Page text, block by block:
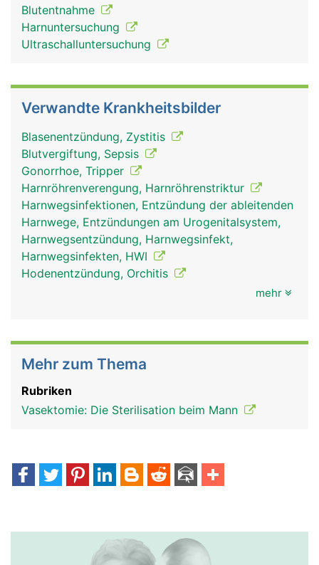
Blutentnahme
Harnuntersuchung
Ultraschalluntersuchung
Verwandte Krankheitsbilder
Blasenentzündung, Zystitis
Blutvergiftung, Sepsis
Gonorrhoe, Tripper
Harnröhrenverengung, Harnröhrenstriktur
Harnwegsinfektionen, Entzündung der ableitenden
Harnwege, Entzündungen am Urogenitalsystem,
Harnwegsentzündung, Harnwegsinfekt,
Harnwegsinfekten, HWI
Hodenentzündung, Orchitis
mehr
Mehr zum Thema
Rubriken
Vasektomie: Die Sterilisation beim Mann